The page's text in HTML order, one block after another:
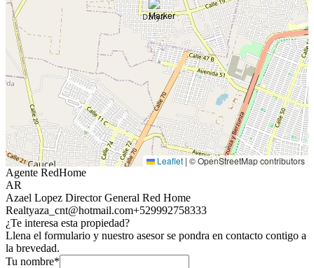
Leaflet | © OpenStreetMap contributors
Agente RedHome
AR
Azael Lopez Director General Red Home
Realtyaza_cnt@hotmail.com+529992758333
¿Te interesa esta propiedad?
Llena el formulario y nuestro asesor se pondra en contacto contigo a
la brevedad.
Tu nombre*